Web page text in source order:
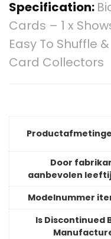
Specification:
Cards – 1 x
Easy To Shuffle
Card Collectors
Door
aanbevolen
Modelnummer
Is Discontinued